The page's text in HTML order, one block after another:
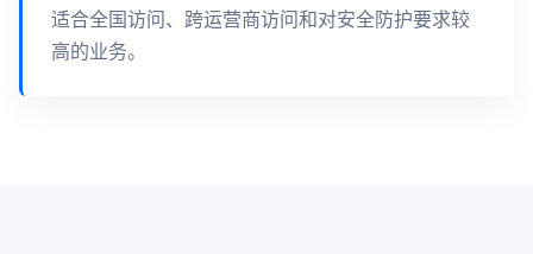
适合全国访问、跨运营商访问和对安全防护要求较
高的业务。